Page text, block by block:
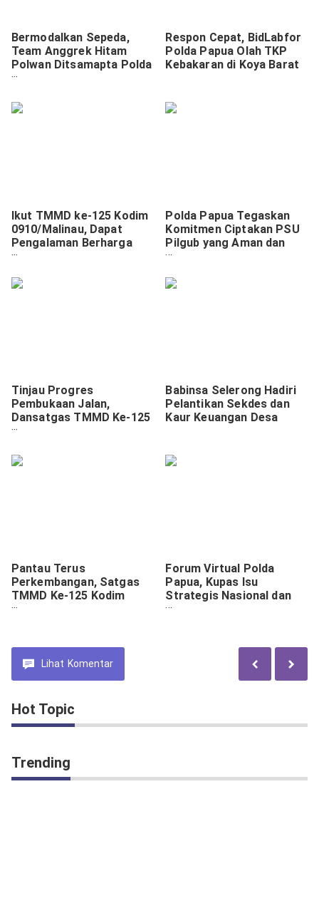
Bermodalkan Sepeda,
Team Anggrek Hitam
Polwan Ditsamapta Polda
Papua Lakukan Patroli di
Respon Cepat, BidLabfor
Polda Papua Olah TKP
Kebakaran di Koya Barat
Ikut TMMD ke-125 Kodim
0910/Malinau, Dapat
Pengalaman Berharga
dan Keluarga Baru.
Polda Papua Tegaskan
Komitmen Ciptakan PSU
Pilgub yang Aman dan
Damai
Tinjau Progres
Pembukaan Jalan,
Dansatgas TMMD Ke-125
Kodim 0910/Malinau
Sesuai Target.
Babinsa Selerong Hadiri
Pelantikan Sekdes dan
Kaur Keuangan Desa
Pantau Terus
Perkembangan, Satgas
TMMD Ke-125 Kodim
0910/Malinau Rutin
Forum Virtual Polda
Papua, Kupas Isu
Strategis Nasional dan
Peran Polri di Era Digital
Lihat Komentar
Hot Topic
Trending